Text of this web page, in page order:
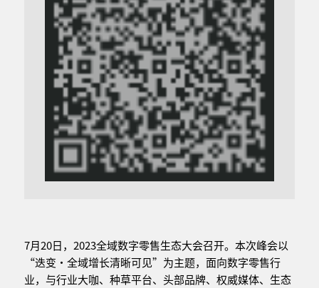
7月20日，2023全域数字零售生态大会召开。本次峰会以
“迭变·全域增长清晰可见”为主题，面向数字零售行
业，与行业大咖、种草平台、头部品牌、权威媒体、生态